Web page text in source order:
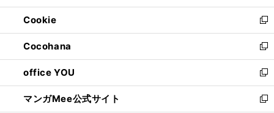
開
く
ウ
で
開
く
ン
ド
ウ
で
開
く
ウ
ィ
ン
ド
ウ
で
開
く
Cookie
新
し
い
ウ
ィ
ン
ド
Cocohana
新
し
い
ウ
ィ
office YOU
新
し
い
マンガMee公式サイト
新